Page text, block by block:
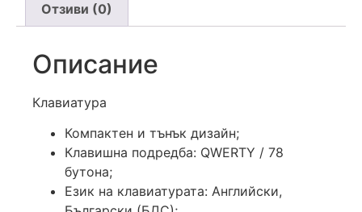
Отзиви (0)
Описание
Клавиатура
Компактен и тънък дизайн;
Клавишна подредба: QWERTY / 78
бутона;
Език на клавиатурата: Английски,